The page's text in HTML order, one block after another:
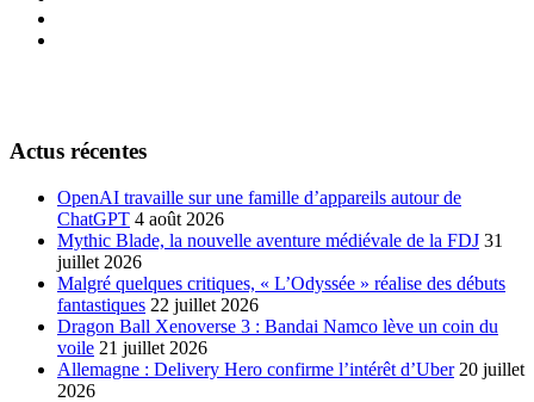
Actus récentes
OpenAI travaille sur une famille d’appareils autour de
ChatGPT 4 août 2026
Mythic Blade, la nouvelle aventure médiévale de la FDJ 31
juillet 2026
Malgré quelques critiques, « L’Odyssée » réalise des débuts
fantastiques 22 juillet 2026
Dragon Ball Xenoverse 3 : Bandai Namco lève un coin du
voile 21 juillet 2026
Allemagne : Delivery Hero confirme l’intérêt d’Uber 20 juillet
2026